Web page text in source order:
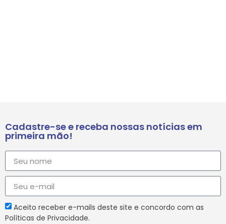
Cadastre-se e receba nossas notícias em
primeira mão!
Aceito receber e-mails deste site e concordo com as
Políticas de Privacidade.